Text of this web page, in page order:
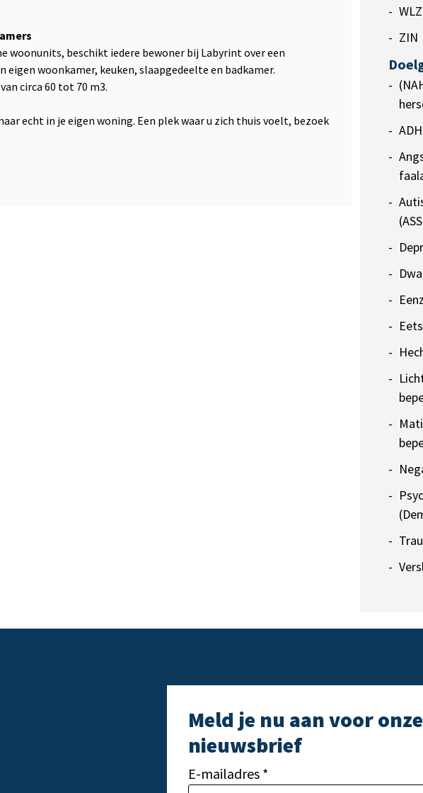
woonunits, beschikt iedere bewoner bij Labyrint over een
woonkamer, keuken, slaapgedeelte en badkamer.
circa 60 tot 70 m3.
echt in je eigen woning. Een plek waar u zich thuis voelt, bezoek
WLZ
ZIN
Meld je nu aan voor onze
nieuwsbrief
E-mailadres *